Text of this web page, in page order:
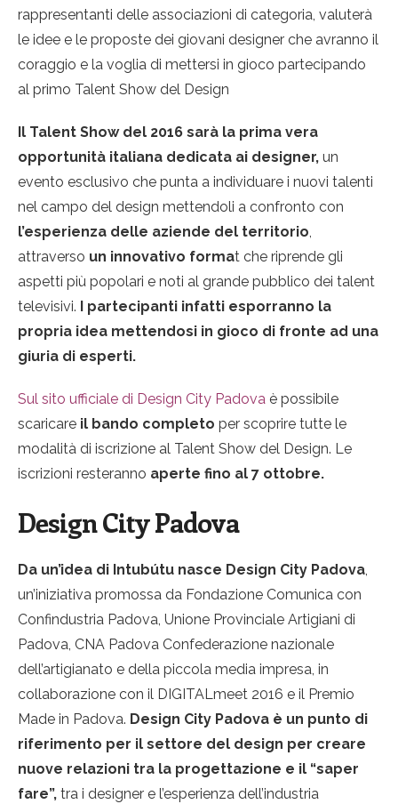
rappresentanti delle associazioni di categoria, valuterà
le idee e le proposte dei giovani designer che avranno il
coraggio e la voglia di mettersi in gioco partecipando
al primo Talent Show del Design
Il Talent Show del 2016 sarà la prima vera
opportunità italiana dedicata ai designer, un
evento esclusivo che punta a individuare i nuovi talenti
nel campo del design mettendoli a confronto con
l’esperienza delle aziende del territorio,
attraverso un innovativo format che riprende gli
aspetti più popolari e noti al grande pubblico dei talent
televisivi. I partecipanti infatti esporranno la
propria idea mettendosi in gioco di fronte ad una
giuria di esperti.
Sul sito ufficiale di Design City Padova è possibile
scaricare il bando completo per scoprire tutte le
modalità di iscrizione al Talent Show del Design. Le
iscrizioni resteranno aperte fino al 7 ottobre.
Design City Padova
Da un’idea di Intubútu nasce Design City Padova,
un’iniziativa promossa da Fondazione Comunica con
Confindustria Padova, Unione Provinciale Artigiani di
Padova, CNA Padova Confederazione nazionale
dell’artigianato e della piccola media impresa, in
collaborazione con il DIGITALmeet 2016 e il Premio
Made in Padova. Design City Padova è un punto di
riferimento per il settore del design per creare
nuove relazioni tra la progettazione e il “saper
fare”, tra i designer e l’esperienza dell’industria